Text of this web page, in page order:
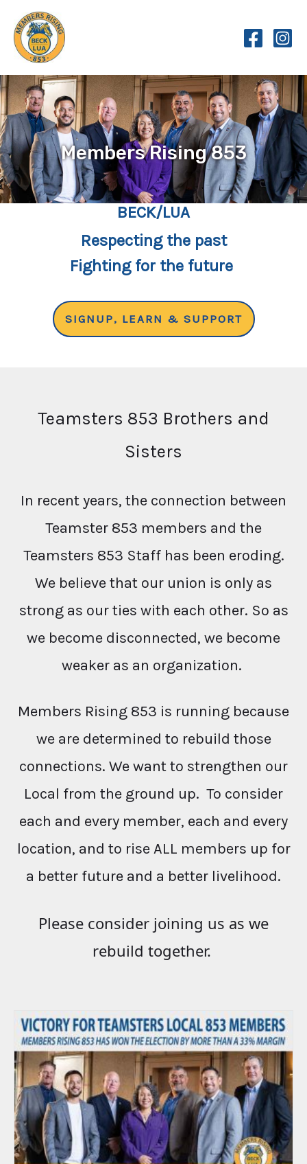
content
Members Rising 853
BECK/LUA
Respecting the past
Fighting for the future
SIGNUP, LEARN & SUPPORT
Teamsters 853 Brothers and
Sisters
In recent years, the connection between
Teamster 853 members and the
Teamsters 853 Staff has been eroding.
We believe that our union is only as
strong as our ties with each other. So as
we become disconnected, we become
weaker as an organization.
Members Rising 853 is running because
we are determined to rebuild those
connections. We want to strengthen our
Local from the ground up. To consider
each and every member, each and every
location, and to rise ALL members up for
a better future and a better livelihood.
Please consider joining us as we
rebuild together.